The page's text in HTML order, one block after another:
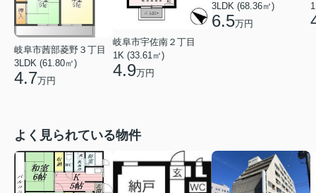
岐阜市茜部菱野３丁目
3LDK (61.80㎡)
4.7万円
岐阜市宇佐南２丁目
1K (33.61㎡)
4.9万円
3LDK (68.36㎡)
6.5万円
よく見られている物件